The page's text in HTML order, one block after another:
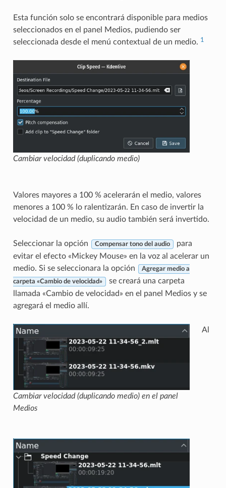
Esta función solo se encontrará disponible para medios
seleccionados en el panel Medios, pudiendo ser
seleccionada desde el menú contextual de un medio. 1
Cambiar velocidad (duplicando medio)
Valores mayores a 100 % acelerarán el medio, valores
menores a 100 % lo ralentizarán. En caso de invertir la
velocidad de un medio, su audio también será invertido.
Seleccionar la opción Compensar tono del audio
para
evitar el efecto «Mickey Mouse» en la voz al acelerar un
medio. Si se seleccionara la opción
Agregar medio a
carpeta «Cambio de velocidad»
se creará una carpeta
llamada «Cambio de velocidad» en el panel Medios y se
agregará el medio allí.
Cambiar velocidad (duplicando medio) en el panel
Medios
Al